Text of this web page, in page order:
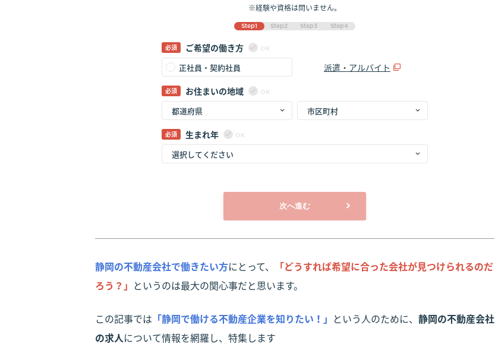
※経験や資格は問いません。
Step1 Step2 Step3 Step4
ご希望の働き方 OK
正社員・契約社員
派遣・アルバイト
お住まいの地域
OK
生まれ年 OK
次へ進む
静岡の不動産会社で働きたい方にとって、
「どうすれば希望に合った会社が見つけられるのだ
ろう？」 というのは最大の関心事だと思います。
この記事では 「静岡で働ける不動産企業を知りたい！」 という人のために、 静岡の不動産会社
の求人について情報を網羅し、特集します